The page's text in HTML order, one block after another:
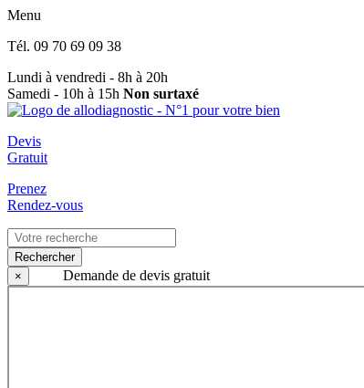
Menu
Tél. 09 70 69 09 38
Lundi à vendredi - 8h à 20h
Samedi - 10h à 15h Non surtaxé
Devis
Gratuit
Prenez
Rendez-vous
Rechercher
×
Demande de devis gratuit